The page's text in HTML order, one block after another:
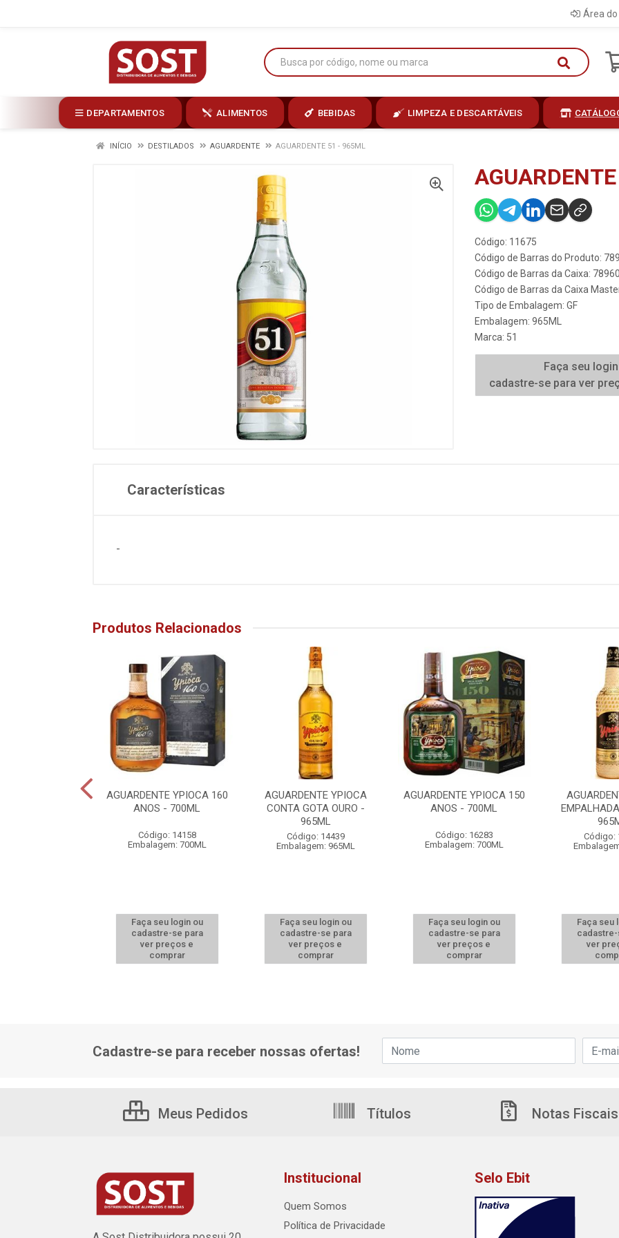
Área
DEPARTAMENTOS ALIMENTOS BEBIDAS LIMPEZA E DESCARTÁVEIS
INÍCIO DESTILADOS AGUARDENTE AGUARDENTE 51 - 965ML
Código: 11675
Código de Barras do Produto:
Código de Barras da Caixa:
Código de Barras da Caixa
Tipo de Embalagem: GF
Embalagem: 965ML
Marca: 51
Faça seu
cadastre-se para ver
Características
-
Produtos Relacionados
AGUARDENTE YPIOCA 160
ANOS - 700ML
Código: 14158
Embalagem: 700ML
Faça seu login ou
cadastre-se para
ver preços e
comprar
AGUARDENTE YPIOCA
CONTA GOTA OURO -
965ML
Código: 14439
Embalagem: 965ML
Faça seu login ou
cadastre-se para
ver preços e
comprar
AGUARDENTE YPIOCA 150
ANOS - 700ML
Código: 16283
Embalagem: 700ML
Faça seu login ou
cadastre-se para
ver preços e
comprar
Código:
Faça seu
ver
Cadastre-se para receber nossas ofertas!
Meus Pedidos Títulos Notas Fiscais
Institucional
Quem Somos
Política de Privacidade
Selo Ebit